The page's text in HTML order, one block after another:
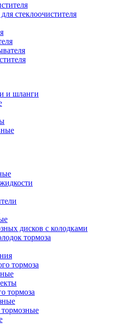
стеклоочистителя
и шланги
дисков с колодками
тормоза
тормоза
тормоза